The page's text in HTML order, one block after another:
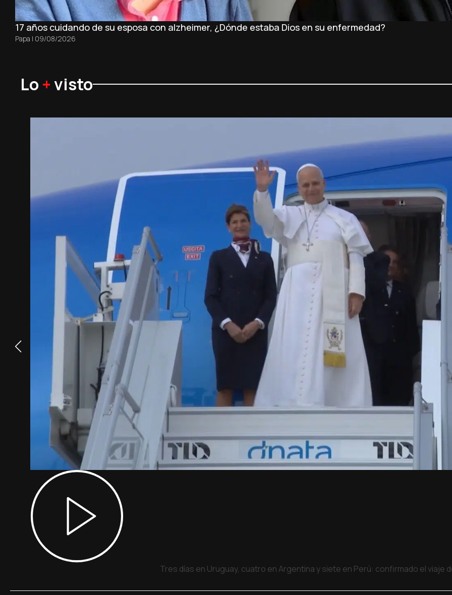
17 años cuidando de su esposa con alzheimer, ¿Dónde estaba Dios en su enfermedad?
Papa | 09/08/2026
Lo +visto
Tres días en Uruguay, cuatro en Argentina y siete en Perú: confirmado el viaje